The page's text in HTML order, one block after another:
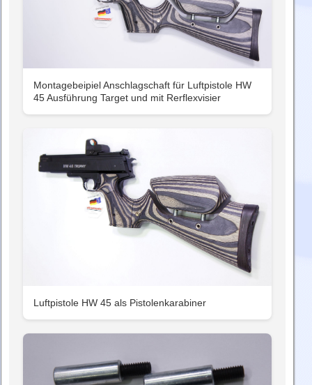
Montagebeipiel Anschlagschaft für Luftpistole HW
45 Ausführung Target und mit Rerflexvisier
Luftpistole HW 45 als Pistolenkarabiner